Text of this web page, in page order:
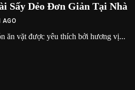
Sấy Dẻo Đơn Giản Tại Nhà
AGO
ăn vặt được yêu thích bởi hương vị...